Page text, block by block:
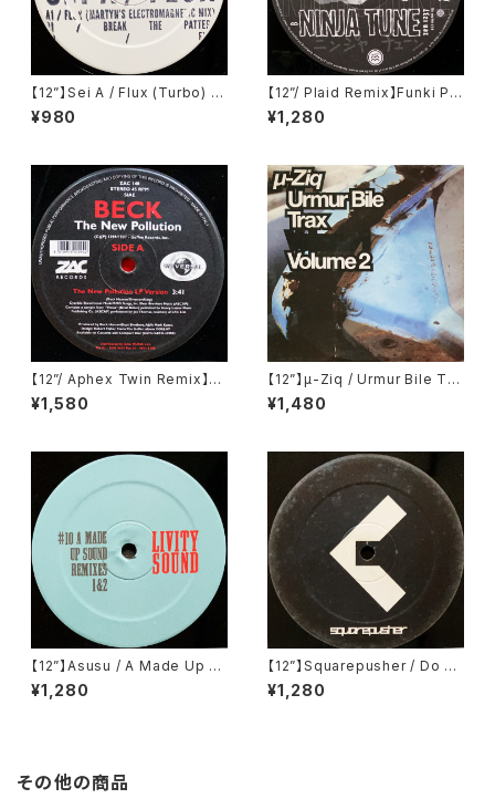
【12”】Sei A / Flux (Turbo) (T
urbo 115)
¥980
【12”/ Plaid Remix】Funki Po
rcini / King Ashabanapal (N
inja Tune) (zen 1237)
¥1,280
【12”/ Aphex Twin Remix】B
eck / The New Pollution (Z
ac Records) (ZAC 148)
¥1,580
【12”】µ-Ziq / Urmur Bile Tra
x Volume 2 (Planet Mu) (PL
UTT2)
¥1,480
【12”】Asusu / A Made Up S
ound Remixes 1 & 2 (Livity
Sound) (Livity 010)
¥1,280
【12”】Squarepusher / Do Yo
u Know Squarepusher? (W
arp Records) (WAP 155)
¥1,280
その他の商品